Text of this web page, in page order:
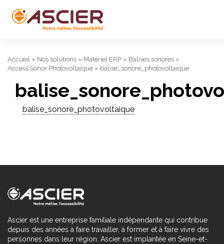
Accueil » Nos solutions » Matériel ERP » Balises sonores »
Access’Sonor Photovoltaïque » balise_sonore_photovoltaique
balise_sonore_photovoltaique
Ascier est une entreprise familiale indépendante qui contribue
depuis des années à faire travailler, à former et à faire vivre des
personnes dans leur région. Ascier est implantée en Seine-et-